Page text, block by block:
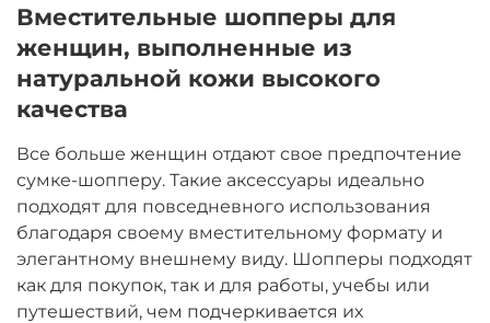
Вместительные шопперы для
женщин, выполненные из
натуральной кожи высокого
качества
Все больше женщин отдают свое предпочтение
сумке-шопперу. Такие аксессуары идеально
подходят для повседневного использования
благодаря своему вместительному формату и
элегантному внешнему виду. Шопперы подходят
как для покупок, так и для работы, учебы или
путешествий, чем подчеркивается их